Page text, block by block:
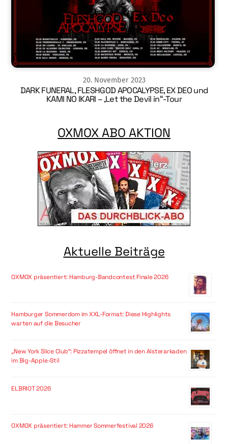
20. November 2023
DARK FUNERAL, FLESHGOD APOCALYPSE, EX DEO und
KAMI NO IKARI – ‚Let the Devil in“-Tour
OXMOX ABO AKTION
Aktuelle Beiträge
OXMOX präsentiert: Hamburg-Bandcontest Finale 2026
Hamburger Sommerdom im XXL-Format: Diese Highlights
warten auf die Besucher
„New York Slice Club“: Pizzatempel öffnet in den Alsterarkaden
im Big-Apple-Stil
ELBRIOT 2026
OXMOX präsentiert: Hammer Sommerfestival 2026